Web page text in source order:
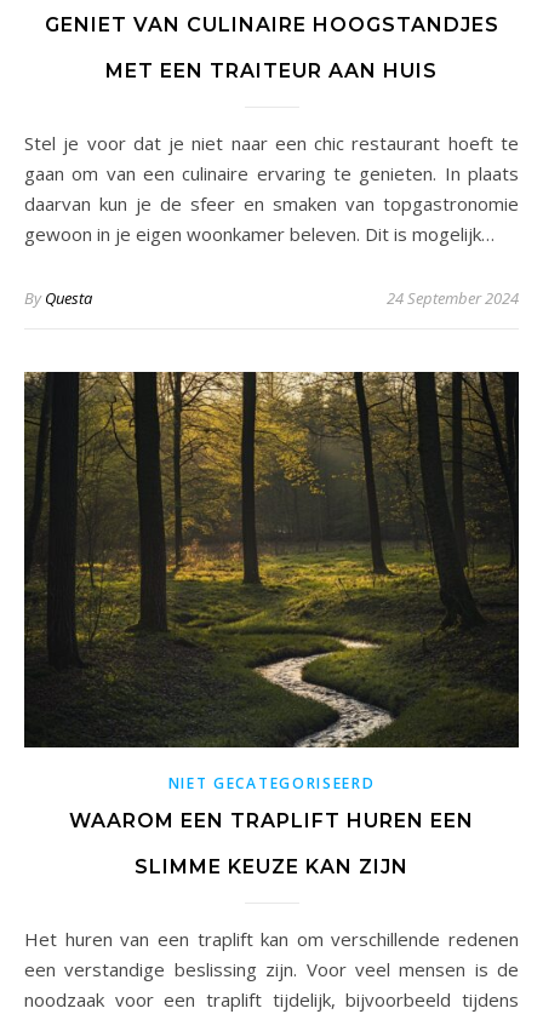
GENIET VAN CULINAIRE HOOGSTANDJES
MET EEN TRAITEUR AAN HUIS
Stel je voor dat je niet naar een chic restaurant hoeft te
gaan om van een culinaire ervaring te genieten. In plaats
daarvan kun je de sfeer en smaken van topgastronomie
gewoon in je eigen woonkamer beleven. Dit is mogelijk…
ByQuesta 24 September 2024
NIET GECATEGORISEERD
WAAROM EEN TRAPLIFT HUREN EEN
SLIMME KEUZE KAN ZIJN
Het huren van een traplift kan om verschillende redenen
een verstandige beslissing zijn. Voor veel mensen is de
noodzaak voor een traplift tijdelijk, bijvoorbeeld tijdens